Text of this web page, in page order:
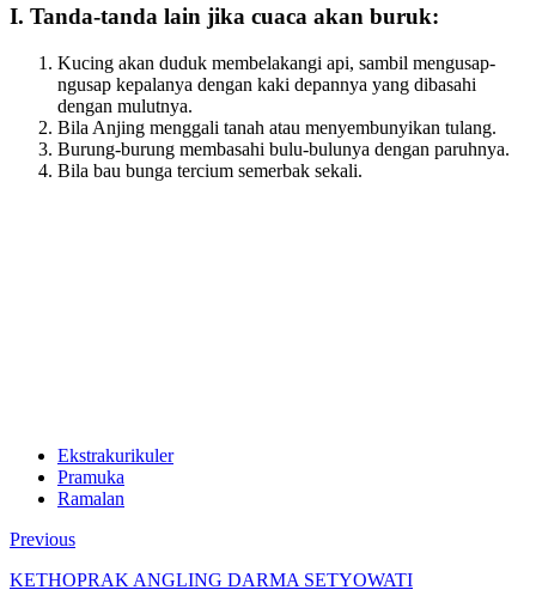
I. Tanda-tanda lain jika cuaca akan buruk:
Kucing akan duduk membelakangi api, sambil mengusap-
ngusap kepalanya dengan kaki depannya yang dibasahi
dengan mulutnya.
Bila Anjing menggali tanah atau menyembunyikan tulang.
Burung-burung membasahi bulu-bulunya dengan paruhnya.
Bila bau bunga tercium semerbak sekali.
Ekstrakurikuler
Pramuka
Ramalan
Previous
KETHOPRAK ANGLING DARMA SETYOWATI